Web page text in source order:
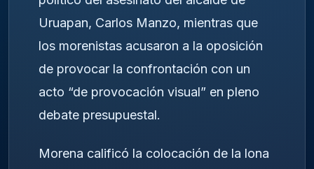
Uruapan, Carlos Manzo, mientras que
los morenistas acusaron a la oposición
de provocar la confrontación con un
acto “de provocación visual” en pleno
debate presupuestal.
Morena calificó la colocación de la lona